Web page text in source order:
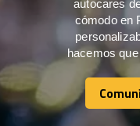
autocares
cómodo en
hacemos